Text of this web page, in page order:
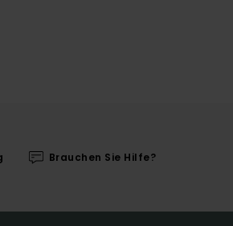
Brauchen Sie Hilfe?